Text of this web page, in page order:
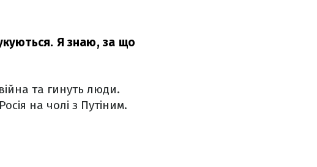
Я знаю, за що
та гинуть люди.
на чолі з Путіним.